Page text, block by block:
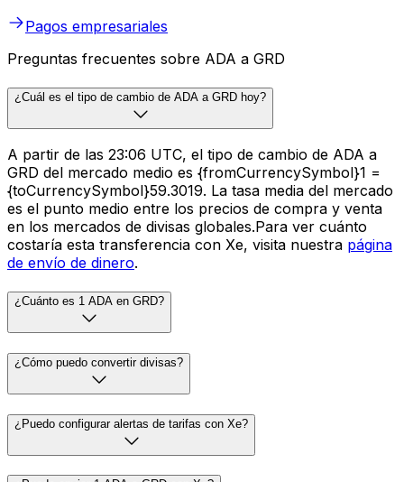
Pagos empresariales
Preguntas frecuentes sobre ADA a GRD
¿Cuál es el tipo de cambio de ADA a GRD hoy?
A partir de las 23:06 UTC, el tipo de cambio de ADA a
GRD del mercado medio es {fromCurrencySymbol}1 =
{toCurrencySymbol}59.3019. La tasa media del mercado
es el punto medio entre los precios de compra y venta
en los mercados de divisas globales.Para ver cuánto
costaría esta transferencia con Xe, visita nuestra página
de envío de dinero.
¿Cuánto es 1 ADA en GRD?
¿Cómo puedo convertir divisas?
¿Puedo configurar alertas de tarifas con Xe?